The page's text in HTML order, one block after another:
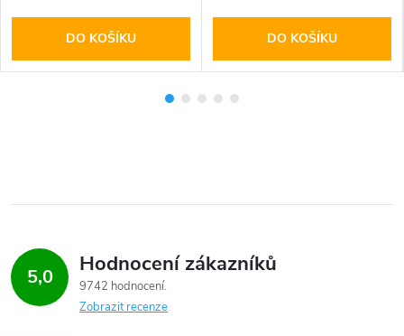
DO KOŠÍKU DO KOŠÍKU
5,0 Hodnocení zákazníků
9742 hodnocení
Zobrazit recenze